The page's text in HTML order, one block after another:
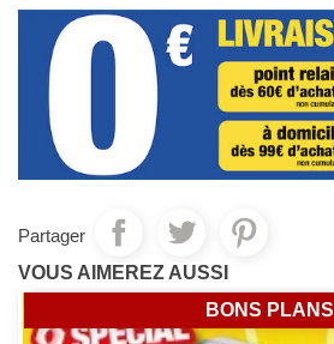
Partager
VOUS AIMEREZ AUSSI
BONS PLANS